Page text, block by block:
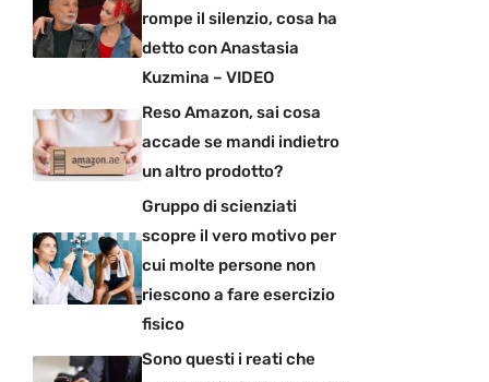
rompe il silenzio, cosa ha
detto con Anastasia
Kuzmina – VIDEO
Reso Amazon, sai cosa
accade se mandi indietro
un altro prodotto?
Gruppo di scienziati
scopre il vero motivo per
cui molte persone non
riescono a fare esercizio
fisico
Sono questi i reati che